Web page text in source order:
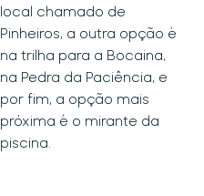
tombamentos
em nível federal,
estadual e
municipal;
Uma das 7
local chamado de
Pinheiros, a outra opção é
na trilha para a Bocaina,
na Pedra da Paciência, e
por fim, a opção mais
próxima é o mirante da
piscina.